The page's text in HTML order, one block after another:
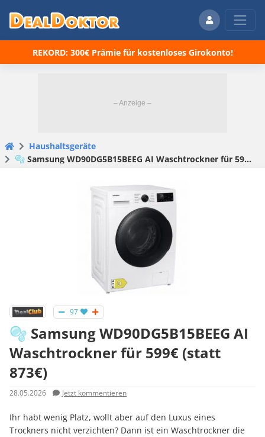
REKORD: 300€ Prämie für kostenloses Girokonto!
Haushaltsgeräte
🫧 Samsung WD90DG5B15BEEG AI Waschtrockner für 599€ (statt 873€)
97
🫧 Samsung WD90DG5B15BEEG AI
Waschtrockner für 599€ (statt
873€)
28.05.2026 Jetzt kommentieren
Ihr habt wenig Platz, wollt aber auf den Luxus eines
Trockners nicht verzichten? Dann ist ein Waschtrockner die